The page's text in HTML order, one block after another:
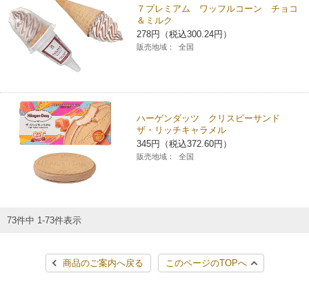
７プレミアム ワッフルコーン チョコ
＆ミルク
278円（税込300.24円）
販売地域： 全国
ハーゲンダッツ クリスピーサンド
ザ・リッチキャラメル
345円（税込372.60円）
販売地域： 全国
73件中 1-73件表示
商品のご案内へ戻る このページのTOPへ